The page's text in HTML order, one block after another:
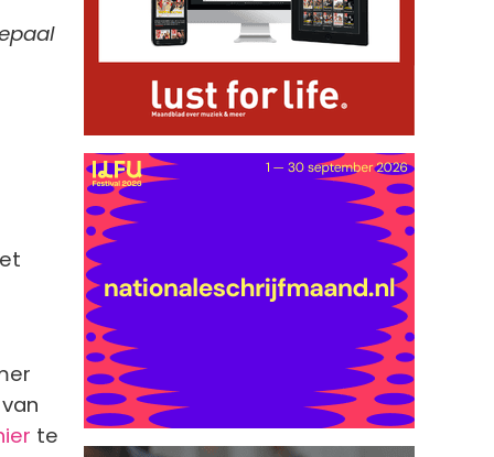
te